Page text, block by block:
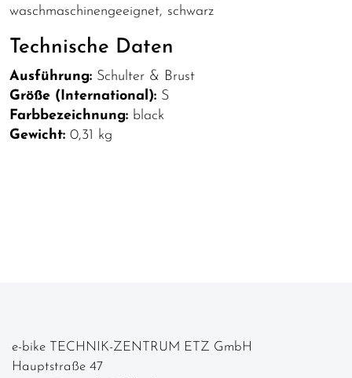
waschmaschinengeeignet, schwarz
Technische Daten
Ausführung: Schulter & Brust
Größe (International): S
Farbbezeichnung: black
Gewicht: 0,31 kg
e-bike TECHNIK-ZENTRUM ETZ GmbH
Hauptstraße 47